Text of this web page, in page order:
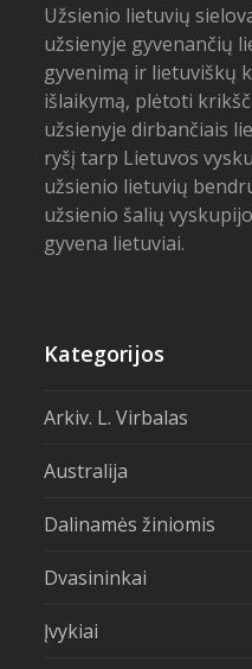
Užsienio lietuvių
užsienyje gyvenančių
gyvenimą ir lietuviškų
išlaikymą, plėtoti
užsienyje dirbančiais
ryšį tarp Lietuvos
užsienio lietuvių
užsienio šalių
gyvena lietuviai.
Kategorijos
Arkiv. L. Virbalas
Australija
Dalinamės žiniomis
Dvasininkai
Įvykiai